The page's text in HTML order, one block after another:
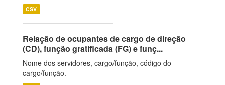
CSV
Relação de ocupantes de cargo de direção
(CD), função gratificada (FG) e funç...
Nome dos servidores, cargo/função, código do
cargo/função.